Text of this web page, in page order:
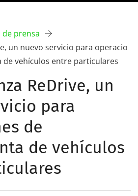
de prensa
un nuevo servicio para operacio
de vehículos entre particulares
ReDrive, un
para
de
de vehículos